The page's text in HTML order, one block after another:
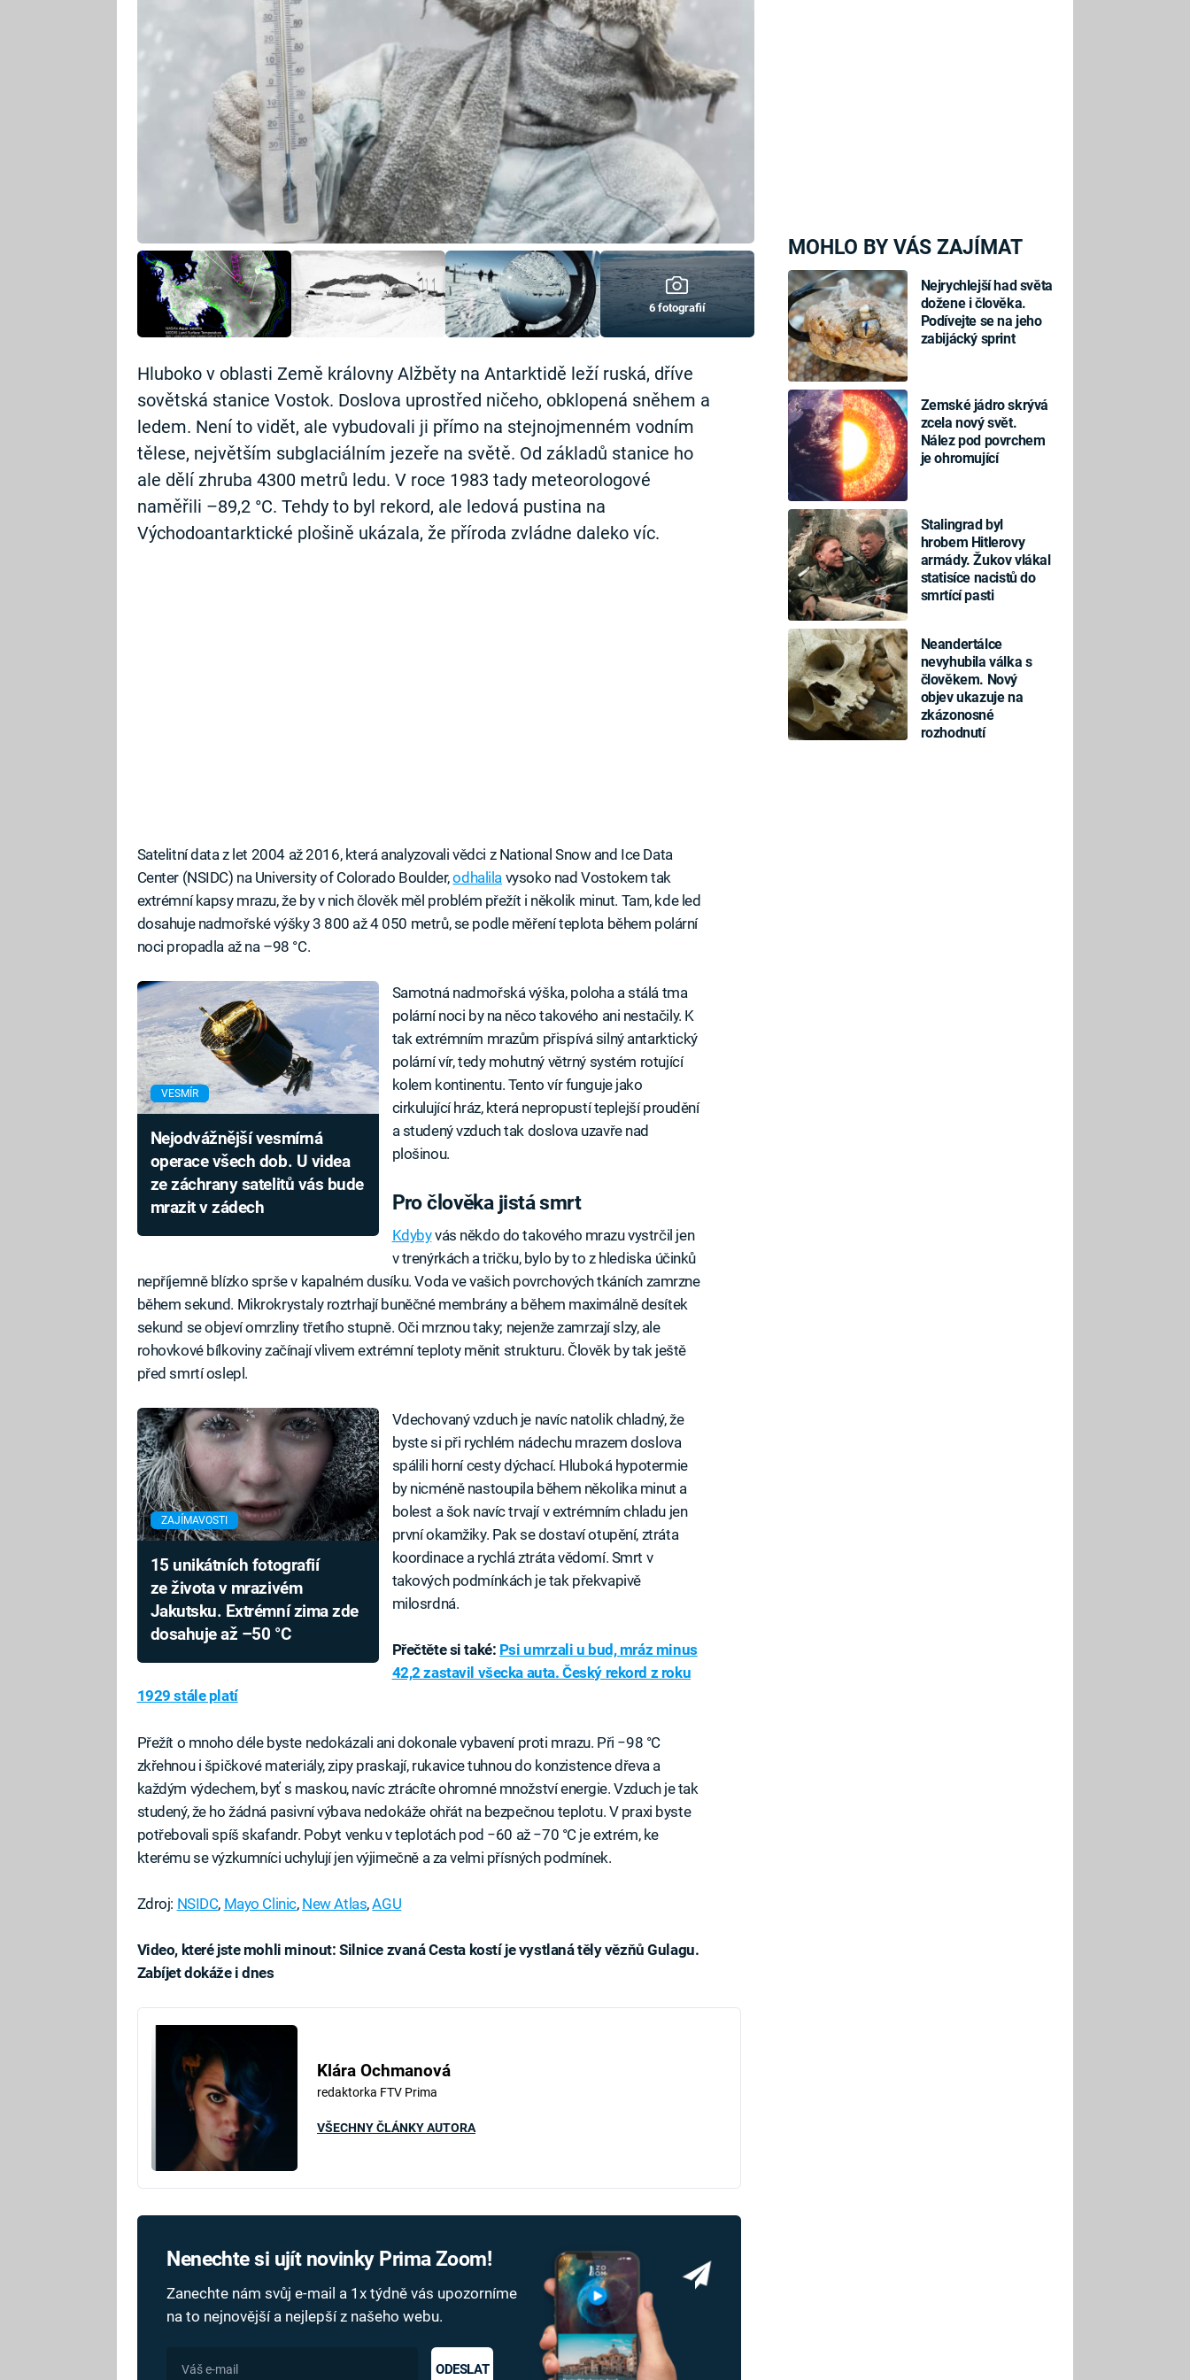
MOHLO BY VÁS ZAJÍMAT
Nejrychlejší had světa
dožene i člověka.
Podívejte se na jeho
zabijácký sprint
Zemské jádro skrývá
zcela nový svět.
Nález pod povrchem
je ohromující
Stalingrad byl
hrobem Hitlerovy
armády. Žukov vlákal
statisíce nacistů do
smrtící pasti
Neandertálce
nevyhubila válka s
člověkem. Nový
objev ukazuje na
zkázonosné
rozhodnutí
6 fotografií
Hluboko v oblasti Země královny Alžběty na Antarktidě leží ruská, dříve
sovětská stanice Vostok. Doslova uprostřed ničeho, obklopená sněhem a
ledem. Není to vidět, ale vybudovali ji přímo na stejnojmenném vodním
tělese, největším subglaciálním jezeře na světě. Od základů stanice ho
ale dělí zhruba 4300 metrů ledu. V roce 1983 tady meteorologové
naměřili –89,2 °C. Tehdy to byl rekord, ale ledová pustina na
Východoantarktické plošině ukázala, že příroda zvládne daleko víc.
Satelitní data z let 2004 až 2016, která analyzovali vědci z National Snow and Ice Data
Center (NSIDC) na University of Colorado Boulder,odhalila vysoko nad Vostokem tak
extrémní kapsy mrazu, že by v nich člověk měl problém přežít i několik minut. Tam, kde led
dosahuje nadmořské výšky 3 800 až 4 050 metrů, se podle měření teplota během polární
noci propadla až na –98 °C.
VESMÍR
Nejodvážnější vesmírná
operace všech dob. U videa
ze záchrany satelitů vás bude
mrazit v zádech
Samotná nadmořská výška, poloha a stálá tma
polární noci by na něco takového ani nestačily. K
tak extrémním mrazům přispívá silný antarktický
polární vír, tedy mohutný větrný systém rotující
kolem kontinentu. Tento vír funguje jako
cirkulující hráz, která nepropustí teplejší proudění
a studený vzduch tak doslova uzavře nad
plošinou.
Pro člověka jistá smrt
Kdybyvás někdo do takového mrazu vystrčil jen
v trenýrkách a tričku, bylo by to z hlediska účinků
nepříjemně blízko sprše v kapalném dusíku. Voda ve vašich povrchových tkáních zamrzne
během sekund. Mikrokrystaly roztrhají buněčné membrány a během maximálně desítek
sekund se objeví omrzliny třetího stupně. Oči mrznou taky; nejenže zamrzají slzy, ale
rohovkové bílkoviny začínají vlivem extrémní teploty měnit strukturu. Člověk by tak ještě
před smrtí oslepl.
ZAJÍMAVOSTI
15 unikátních fotografií
ze života v mrazivém
Jakutsku. Extrémní zima zde
dosahuje až –50 °C
Vdechovaný vzduch je navíc natolik chladný, že
byste si při rychlém nádechu mrazem doslova
spálili horní cesty dýchací. Hluboká hypotermie
by nicméně nastoupila během několika minut a
bolest a šok navíc trvají v extrémním chladu jen
první okamžiky. Pak se dostaví otupění, ztráta
koordinace a rychlá ztráta vědomí. Smrt v
takových podmínkách je tak překvapivě
milosrdná.
Přečtěte si také: Psi umrzali u bud, mráz minus
42,2 zastavil všecka auta. Český rekord z roku
1929 stále platí
Přežít o mnoho déle byste nedokázali ani dokonale vybavení proti mrazu. Při −98 °C
zkřehnou i špičkové materiály, zipy praskají, rukavice tuhnou do konzistence dřeva a
každým výdechem, byť s maskou, navíc ztrácíte ohromné množství energie. Vzduch je tak
studený, že ho žádná pasivní výbava nedokáže ohřát na bezpečnou teplotu. V praxi byste
potřebovali spíš skafandr. Pobyt venku v teplotách pod −60 až −70 °C je extrém, ke
kterému se výzkumníci uchylují jen výjimečně a za velmi přísných podmínek.
Zdroj: NSIDC, Mayo Clinic, New Atlas,AGU
Video, které jste mohli minout: Silnice zvaná Cesta kostí je vystlaná těly vězňů Gulagu.
Zabíjet dokáže i dnes
Klára Ochmanová
redaktorka FTV Prima
VŠECHNY ČLÁNKY AUTORA
Nenechte si ujít novinky Prima Zoom!
Zanechte nám svůj e-mail a 1x týdně vás upozorníme
na to nejnovější a nejlepší z našeho webu.
ODESLAT